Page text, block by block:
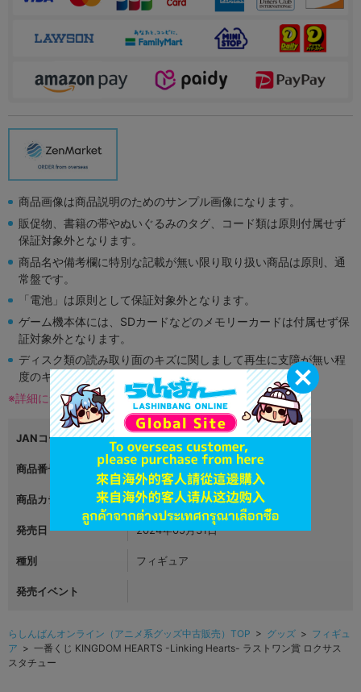
商品画像は商品説明のためのサンプル画像になります。
販促物、書籍の帯やぬいぐるみのタグ、コード類は原則付属せず
保証対象外となります。
商品名や備考欄に特別な記載が無い限り取り扱い商品は原則、通
常盤です。
「電池」は原則として保証対象外となります。
ゲーム機本体には、SDカードなどのメモリーカードは付属せず保
証対象外となります。
ディスク類の読み取り面のキズに関しまして再生に支障が無い程
度のキズがある場合がございます。
※詳細につきましてはコチラ
JANコード
商品番号 L05948837
商品カテゴリ グッズ
発売日 2024年05月31日
種別 フィギュア
発売イベント
らしんばんオンライン（アニメ系グッズ中古販売）TOP > グッズ > フィギュ
ア > 一番くじ KINGDOM HEARTS -Linking Hearts- ラストワン賞 ロクサス
スタチュー